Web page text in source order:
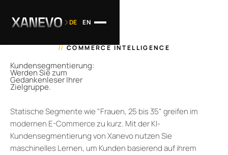
DE EN
//COMMERCE INTELLIGENCE
Kundensegmentierung:
Werden Sie zum
Gedankenleser Ihrer
Zielgruppe.
Statische Segmente wie "Frauen, 25 bis 35" greifen im
modernen E-Commerce zu kurz. Mit der KI-
Kundensegmentierung von Xanevo nutzen Sie
maschinelles Lernen, um Kunden basierend auf ihrem